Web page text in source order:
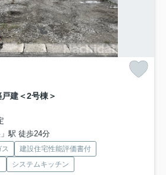
建＜2号棟＞
駅 徒歩24分
ス
建設住宅性能評価書付
システムキッチン